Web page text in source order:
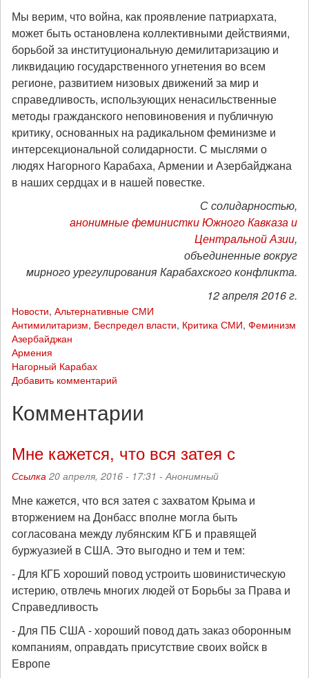
Мы верим, что война, как проявление патриархата,
может быть остановлена коллективными действиями,
борьбой за институциональную демилитаризацию и
ликвидацию государственного угнетения во всем
регионе, развитием низовых движений за мир и
справедливость, использующих ненасильственные
методы гражданского неповиновения и публичную
критику, основанных на радикальном феминизме и
интерсекциональной солидарности. С мыслями о
людях Нагорного Карабаха, Армении и Азербайджана
в наших сердцах и в нашей повестке.
С солидарностью,
анонимные феминистки Южного Кавказа и
Центральной Азии,
объединенные вокруг
мирного урегулирования Карабахского конфликта.
12 апреля 2016 г.
Новости, Альтернативные СМИ
Антимилитаризм, Беспредел власти, Критика СМИ, Феминизм
Азербайджан
Армения
Нагорный Карабах
Добавить комментарий
Комментарии
Мне кажется, что вся затея с
Ссылка 20 апреля, 2016 - 17:31 -Анонимный
Мне кажется, что вся затея с захватом Крыма и
вторжением на Донбасс вполне могла быть
согласована между лубянским КГБ и правящей
буржуазией в США. Это выгодно и тем и тем:
- Для КГБ хороший повод устроить шовинистическую
истерию, отвлечь многих людей от Борьбы за Права и
Справедливость
- Для ПБ США - хороший повод дать заказ оборонным
компаниям, оправдать присутствие своих войск в
Европе